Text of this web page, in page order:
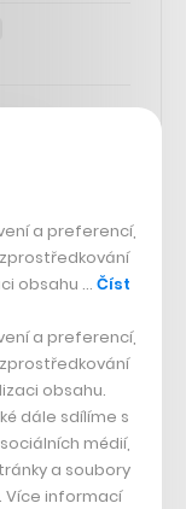
a preferencí,
obsahu … Číst
a preferencí,
obsahu.
dále sdílíme s
médií,
a soubory
Více informací